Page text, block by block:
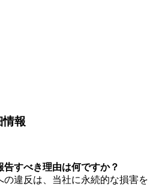
情報
すべき理由は何ですか？
違反は、当社に永続的な損害を